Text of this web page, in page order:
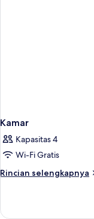
Kamar
Kapasitas 4
Wi-Fi Gratis
Rincian selengkapnya
Rincian
Kamar